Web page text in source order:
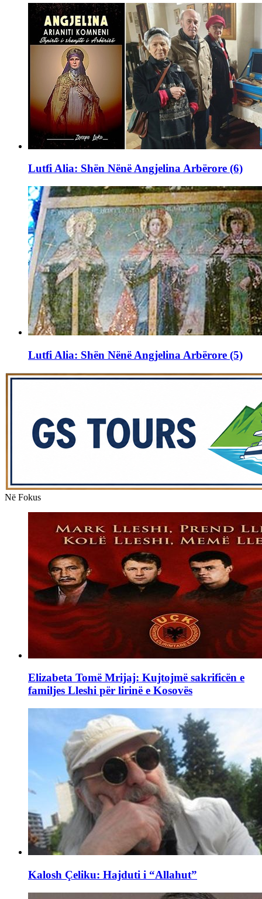
Lutfi Alia: Shën Nënë Angjelina Arbërore (6)
Lutfi Alia: Shën Nënë Angjelina Arbërore (5)
Në Fokus
Elizabeta Tomë Mrijaj: Kujtojmë sakrificën e
familjes Lleshi për lirinë e Kosovës
Kalosh Çeliku: Hajduti i “Allahut”